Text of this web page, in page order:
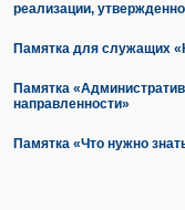
реализации,
Памятка для служащих
Памятка
направленности»
Памятка «Что нужно